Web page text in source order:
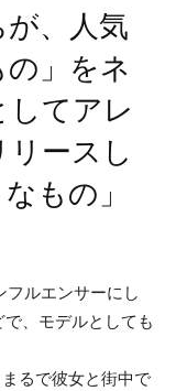
、人気
」をネ
してアレ
ースし
もの」
ルエンサーにし
、モデルとしても
るで彼女と街中で